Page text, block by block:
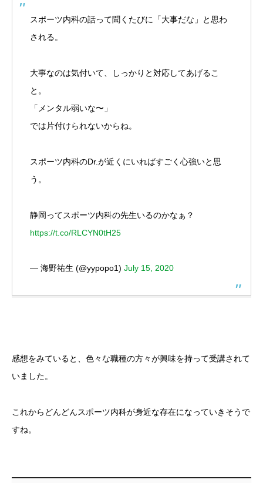
スポーツ内科の話って聞くたびに「大事だな」と思わ
される。
大事なのは気付いて、しっかりと対応してあげるこ
と。
「メンタル弱いな〜」
では片付けられないからね。
スポーツ内科のDr.が近くにいればすごく心強いと思
う。
静岡ってスポーツ内科の先生いるのかなぁ？
https://t.co/RLCYN0tH25
— 海野祐生 (@yypopo1) July 15, 2020
感想をみていると、色々な職種の方々が興味を持って受講されて
いました。
これからどんどんスポーツ内科が身近な存在になっていきそうで
すね。